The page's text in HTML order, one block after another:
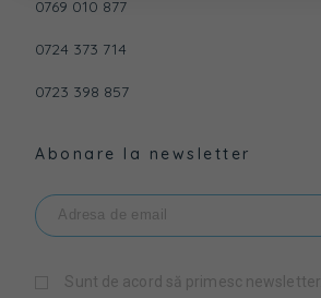
0769 010 877
0724 373 714
0723 398 857
Abonare la newsletter
Sunt de acord să primesc newsletter.